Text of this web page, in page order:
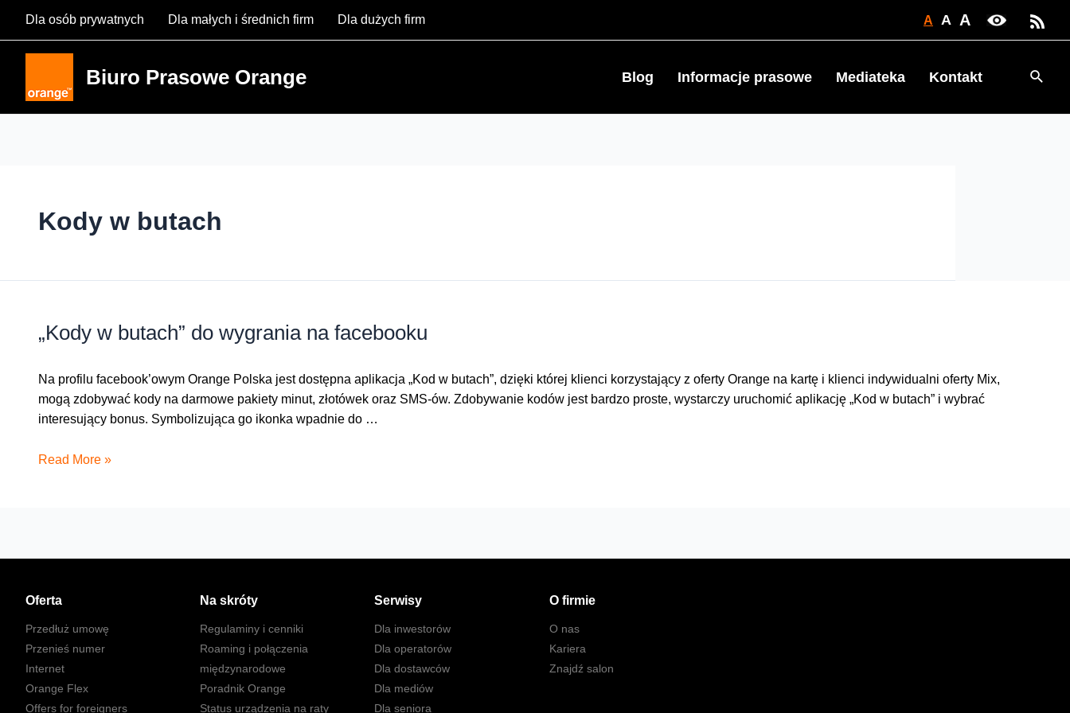
Dla osób prywatnych Dla małych i średnich firm Dla dużych firm A A A
Biuro Prasowe Orange Blog Informacje prasowe Mediateka Kontakt
Kody w butach
„Kody w butach” do wygrania na facebooku
Na profilu facebook’owym Orange Polska jest dostępna aplikacja „Kod w butach”, dzięki której klienci korzystający z oferty Orange na kartę i klienci indywidualni oferty Mix,
mogą zdobywać kody na darmowe pakiety minut, złotówek oraz SMS-ów. Zdobywanie kodów jest bardzo proste, wystarczy uruchomić aplikację „Kod w butach” i wybrać
interesujący bonus. Symbolizująca go ikonka wpadnie do …
„Kody
na
Read More »
Oferta
Przedłuż umowę
Przenieś numer
Internet
Orange Flex
Offers for foreigners
Na skróty
Regulaminy i cenniki
Roaming i połączenia
międzynarodowe
Poradnik Orange
Status urządzenia na raty
Serwisy
Dla inwestorów
Dla operatorów
Dla dostawców
Dla mediów
Dla seniora
O firmie
O nas
Kariera
Znajdź salon